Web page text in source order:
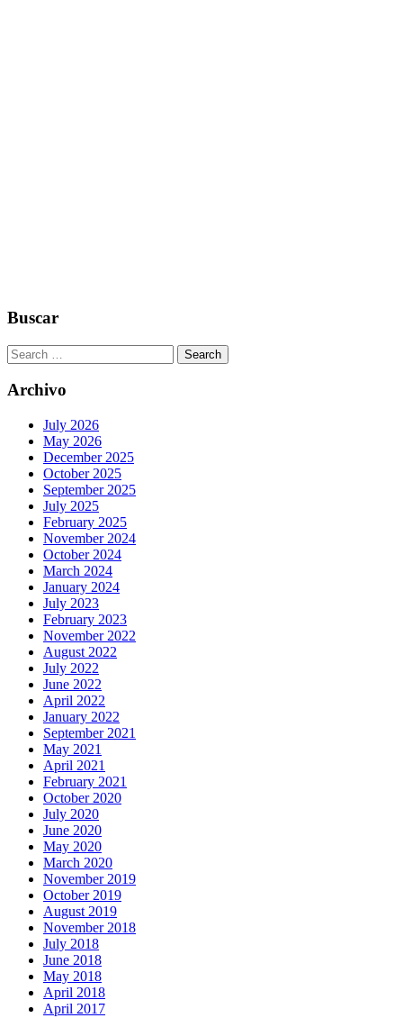
Buscar
Search
for:
Archivo
July 2026
May 2026
December 2025
October 2025
September 2025
July 2025
February 2025
November 2024
October 2024
March 2024
January 2024
July 2023
February 2023
November 2022
August 2022
July 2022
June 2022
April 2022
January 2022
September 2021
May 2021
April 2021
February 2021
October 2020
July 2020
June 2020
May 2020
March 2020
November 2019
October 2019
August 2019
November 2018
July 2018
June 2018
May 2018
April 2018
April 2017